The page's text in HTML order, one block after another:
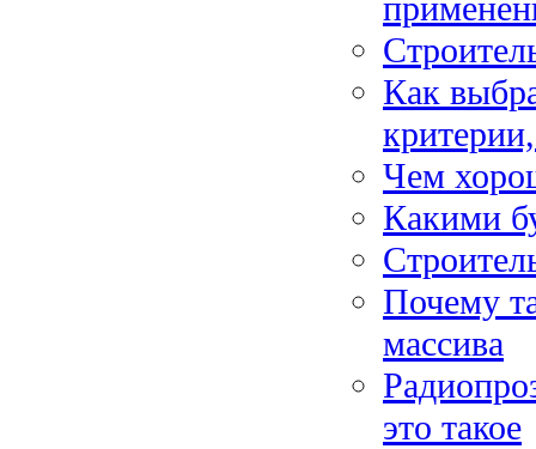
Как
Чем
Какими
Почему
массива
это такое